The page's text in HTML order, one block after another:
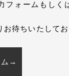
フォームもしく
待ちいたしてお
ム→